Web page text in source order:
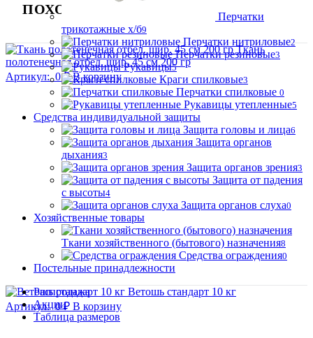
Перчатки
трикотажные х/б9
Перчатки нитриловые2
Перчатки резиновые3
Рукавицы5
Краги спилковые3
Перчатки спилковые 0
Рукавицы утепленные5
Средства индивидуальной защиты
Защита головы и лица6
Защита органов
дыхания3
Защита органов зрения3
Защита от падения
с высоты4
Защита органов слуха0
Хозяйственные товары
Ткани хозяйственного (бытового) назначения8
Средства ограждения0
Постельные принадлежности
Распродажа
Акции
Таблица размеров
ПОХОЖИЕ ТОВАРЫ (7)
Ткань
полотенечная отбел. шир. 45 см 200 гр
Артикул: 0 ₽В корзину
Ветошь стандарт 10 кг
Артикул: 0 ₽ В корзину